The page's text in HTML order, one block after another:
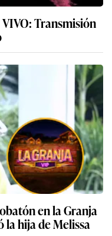
Transmisión
en la Granja
la hija de Melissa